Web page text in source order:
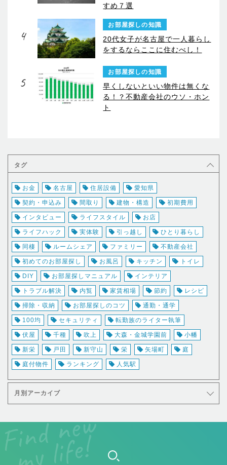
すめ７選
4
お部屋探しの知識
20代女子が名古屋で一人暮らし
をするならここに住むべし！
5
お部屋探しの知識
早くしないといい物件は無くな
る！？不動産会社のウソ・ホン
ト
タグ
お金 名古屋 住居設備 愛知県
契約・申込み 間取り 建物・構造 初期費用
インタビュー ライフスタイル お店
ライフハック 実体験 引っ越し ひとり暮らし
同棲 ルームシェア ファミリー 不動産会社
初めてのお部屋探し お風呂 キッチン トイレ
DIY お部屋探しマニュアル インテリア
トラブル解決 内覧 家賃相場 節約 レシピ
掃除・収納 お部屋探しのコツ 通勤・通学
100均 セキュリティ 転勤族のライター執筆
伏屋 千種 吹上 大森・金城学園前 小幡
新栄 戸田 新守山 栄 矢場町 庭
庭付物件 ランキング 人気駅
月別アーカイブ